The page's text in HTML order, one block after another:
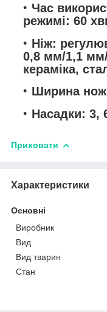
Час
режимі: 60
Ніж:
0,8 мм/1,1
кераміка,
Ширина
Насадки: 3,
Приховати
Характеристики
Основні
Виробник
Вид
Вид тварин
Стан